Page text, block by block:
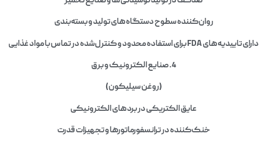
روان‌کننده سطوح دستگاه‌های تولید و بسته‌بندی
دارای تاییدیه‌های FDA برای استفاده محدود و کنترل‌شده در تماس با مواد غذایی
4. صنایع الکترونیک و برق
(روغن سیلیکون)
عایق الکتریکی در بردهای الکترونیکی
خنک‌کننده در ترانسفورماتورها و تجهیزات قدرت